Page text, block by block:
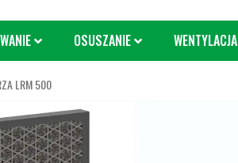
OSUSZANIE WENTYLACJA
LRM 500